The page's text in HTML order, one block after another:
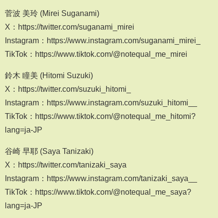
菅波 美玲 (Mirei Suganami)
X：https://twitter.com/suganami_mirei
Instagram：https://www.instagram.com/suganami_mirei_
TikTok：https://www.tiktok.com/@notequal_me_mirei
鈴木 瞳美 (Hitomi Suzuki)
X：https://twitter.com/suzuki_hitomi_
Instagram：https://www.instagram.com/suzuki_hitomi__
TikTok：https://www.tiktok.com/@notequal_me_hitomi?
lang=ja-JP
谷崎 早耶 (Saya Tanizaki)
X：https://twitter.com/tanizaki_saya
Instagram：https://www.instagram.com/tanizaki_saya__
TikTok：https://www.tiktok.com/@notequal_me_saya?
lang=ja-JP